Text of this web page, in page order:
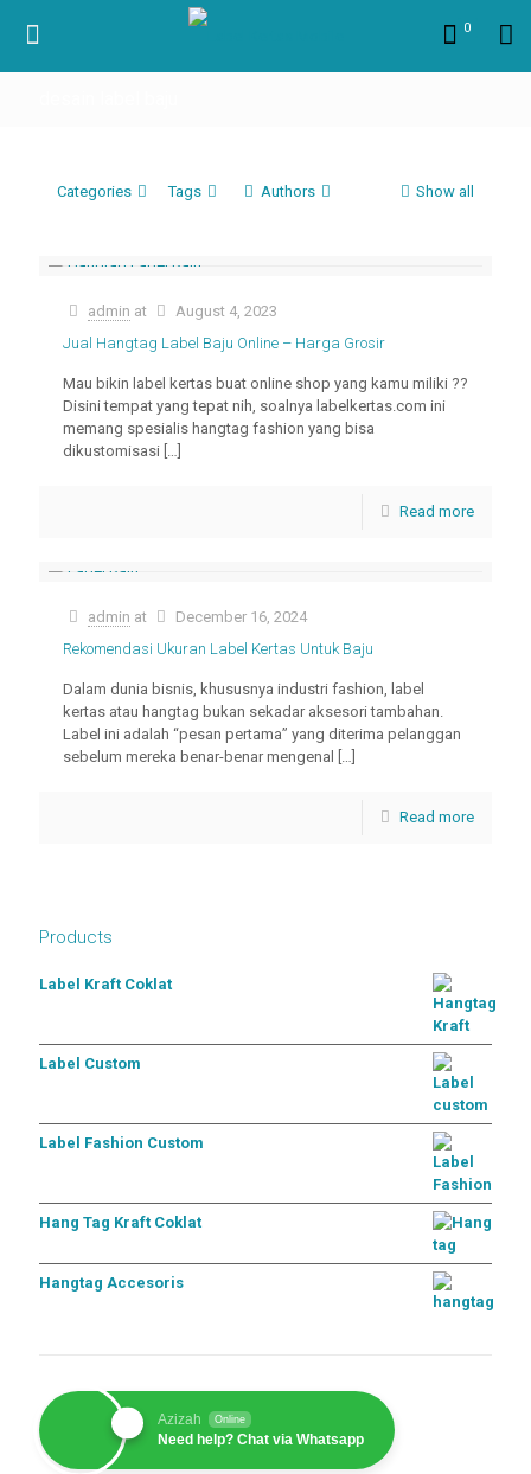
0
Categories Tags Authors Show all
admin at
August 4, 2023
Jual Hangtag Label Baju Online – Harga Grosir
Mau bikin label kertas buat online shop yang kamu miliki ??
Disini tempat yang tepat nih, soalnya labelkertas.com ini
memang spesialis hangtag fashion yang bisa
dikustomisasi […]
Read more
admin at
December 16, 2024
Rekomendasi Ukuran Label Kertas Untuk Baju
Dalam dunia bisnis, khususnya industri fashion, label
kertas atau hangtag bukan sekadar aksesori tambahan.
Label ini adalah “pesan pertama” yang diterima pelanggan
sebelum mereka benar-benar mengenal
[…]
Read more
Products
Label Kraft Coklat
Label Custom
Label Fashion Custom
Hang Tag Kraft Coklat
Hangtag Accesoris
Azizah Online
Need help? Chat via Whatsapp